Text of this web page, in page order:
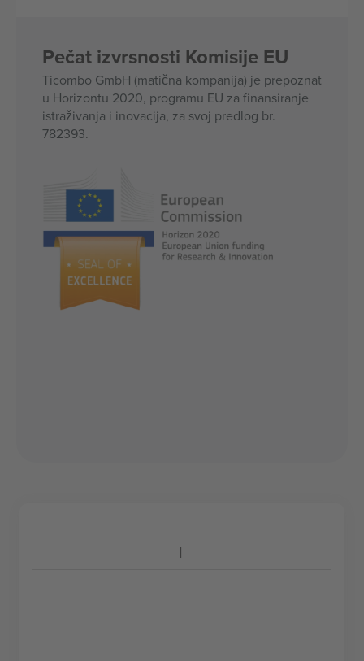
Pečat izvrsnosti Komisije EU
Ticombo GmbH (matična kompanija) je prepoznat
u Horizontu 2020, programu EU za finansiranje
istraživanja i inovacija, za svoj predlog br.
782393.